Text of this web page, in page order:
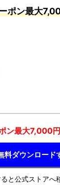
ポン最大
ン最大7,000
料ダウンロード
と公式ストアへ